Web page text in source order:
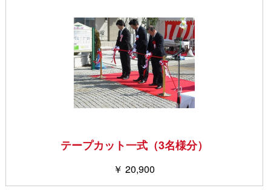
テープカット一式（3名様分）
￥ 20,900